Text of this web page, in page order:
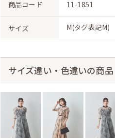
商品コード 11-1851
サイズ M(タグ表記M)
サイズ違い・色違いの商品